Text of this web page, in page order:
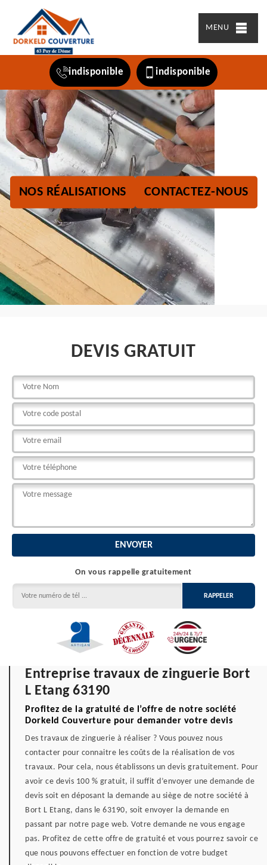
MENU
indisponible indisponible
NOS RÉALISATIONS CONTACTEZ-NOUS
DEVIS GRATUIT
On vous rappelle gratuitement
Entreprise travaux de zinguerie Bort
L Etang 63190
Profitez de la gratuité de l’offre de notre société
Dorkeld Couverture pour demander votre devis
Des travaux de zinguerie à réaliser ? Vous pouvez nous
contacter pour connaitre les coûts de la réalisation de vos
travaux. Pour cela, nous établissons un devis gratuitement. Pour
avoir ce devis 100 % gratuit, il suffit d’envoyer une demande de
devis soit en déposant la demande au siège de notre société à
Bort L Etang, dans le 63190, soit envoyer la demande en
passant par notre page web. Votre demande ne vous engage
pas. Profitez de cette offre de gratuité et vous pourrez savoir ce
que nous pouvons effectuer en fonction de votre budget